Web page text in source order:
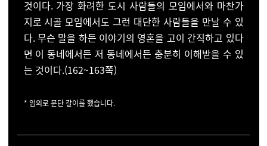
것이다. 가장 화려한 도시 사람들의 모임에서와 마찬가
지로 시골 모임에서도 그런 대단한 사람들을 만날 수 있
다. 무슨 말을 하든 이야기의 영혼을 고이 간직하고 있다
면 이 동네에서든 저 동네에서든 충분히 이해받을 수 있
는 것이다.(162~163쪽)
* 임의로 문단 갈이를 했습니다.